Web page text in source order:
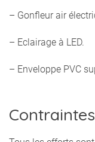
– Gonfleur air
– Eclairage à LED.
– Enveloppe PVC